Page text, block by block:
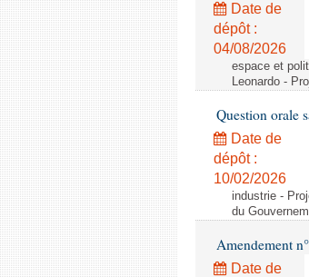
Date de
dépôt :
04/08/2026
espace et
Leonardo -
Question orale
Date de
dépôt :
10/02/2026
industrie -
du
Amendement
Date de